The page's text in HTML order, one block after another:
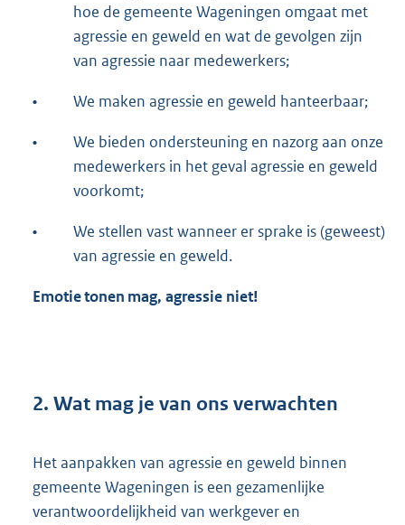
hoe de gemeente Wageningen omgaat met
agressie en geweld en wat de gevolgen zijn
van agressie naar medewerkers;
• We maken agressie en geweld hanteerbaar;
•
We bieden ondersteuning en nazorg aan onze
medewerkers in het geval agressie en geweld
voorkomt;
•
We stellen vast wanneer er sprake is (geweest)
van agressie en geweld.
Emotie tonen mag, agressie niet!
2. Wat mag je van ons verwachten
Het aanpakken van agressie en geweld binnen
gemeente Wageningen is een gezamenlijke
verantwoordelijkheid van werkgever en